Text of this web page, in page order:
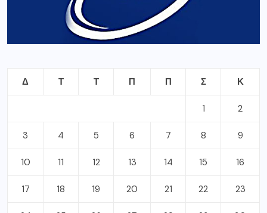
Δ Τ Τ Π Π Σ Κ
1 2
3 4 5 6 7 8 9
10 11 12 13 14 15 16
17 18 19 20 21 22 23